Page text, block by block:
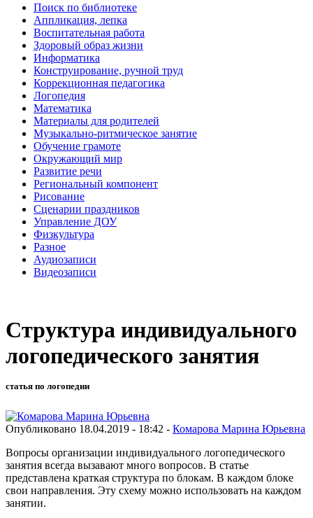
Поиск по библиотеке
Аппликация, лепка
Воспитательная работа
Здоровый образ жизни
Информатика
Конструирование, ручной труд
Коррекционная педагогика
Логопедия
Математика
Материалы для родителей
Музыкально-ритмическое занятие
Обучение грамоте
Окружающий мир
Развитие речи
Региональный компонент
Рисование
Сценарии праздников
Управление ДОУ
Физкультура
Разное
Аудиозаписи
Видеозаписи
Структура индивидуального
логопедического занятия
статья по логопедии
Опубликовано 18.04.2019 - 18:42 - Комарова Марина Юрьевна
Вопросы организации индивидуального логопедического
занятия всегда вызавают много вопросов. В статье
представлена краткая структура по блокам. В каждом блоке
свои направления. Эту схему можно использовать на каждом
занятии.